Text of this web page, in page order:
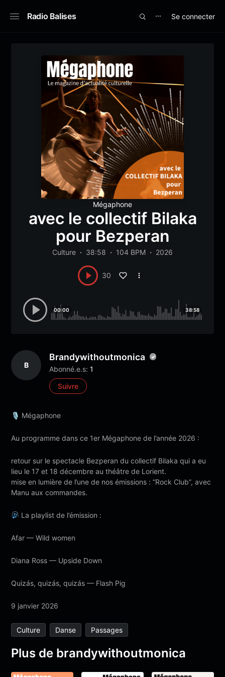
Radio Balises ⋯ Se connecter
Mégaphone
avec le collectif Bilaka
pour Bezperan
Culture 38:58 104 BPM 2026
30
00:00 38:58
B
Brandywithoutmonica
Abonné.e.s: 1
Suivre
🎙 Mégaphone
Au programme dans ce 1er Mégaphone de l’année 2026 :
retour sur le spectacle Bezperan du collectif Bilaka qui a eu
lieu le 17 et 18 décembre au théâtre de Lorient.
mise en lumière de l’une de nos émissions : “Rock Club”, avec
Manu aux commandes.
La playlist de l’émission :
Afar — Wild women
Diana Ross — Upside Down
Quizás, quizás, quizás — Flash Pig
9 janvier 2026
Culture Danse Passages
Plus de brandywithoutmonica